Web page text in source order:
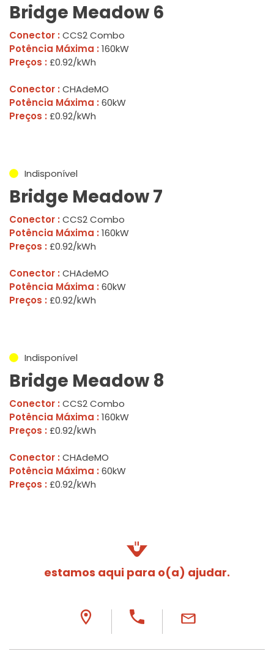
Bridge Meadow 6
Conector : CCS2 Combo
Potência Máxima : 160kW
Preços : £0.92/kWh
Conector : CHAdeMO
Potência Máxima : 60kW
Preços : £0.92/kWh
Indisponível
Bridge Meadow 7
Conector : CCS2 Combo
Potência Máxima : 160kW
Preços : £0.92/kWh
Conector : CHAdeMO
Potência Máxima : 60kW
Preços : £0.92/kWh
Indisponível
Bridge Meadow 8
Conector : CCS2 Combo
Potência Máxima : 160kW
Preços : £0.92/kWh
Conector : CHAdeMO
Potência Máxima : 60kW
Preços : £0.92/kWh
estamos aqui para o(a) ajudar.